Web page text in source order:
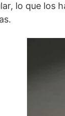
lo que los